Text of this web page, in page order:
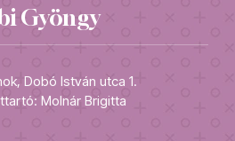
Gyöngy
Dobó István utca 1.
Molnár Brigitta